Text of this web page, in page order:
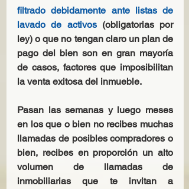
filtrado debidamente ante listas de
lavado de activos (obligatorias por
ley) o que no tengan claro un plan de
pago del bien son en gran mayoría
de casos, factores que imposibilitan
la venta exitosa del inmueble.
Pasan las semanas y luego meses
en los que o bien no recibes muchas
llamadas de posibles compradores o
bien, recibes en proporción un alto
volumen de llamadas de
inmobiliarias que te invitan a